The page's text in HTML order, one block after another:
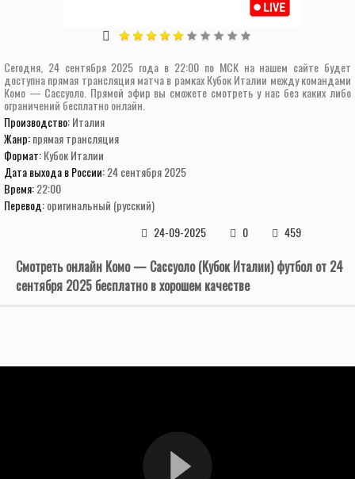
Сегодня, 24 сентября 2025 года в 22:00 по МСК на нашем сайте будет
доступна прямая трансляция матча в рамках Кубок Италии между командами
Комо — Сассуоло. Прямой эфир вы сможете смотреть у нас без каких либо
ограничений бесплатно онлайн.
Производство:Италия
Жанр:прямая трансляция
Формат:Кубок Италии
Дата выхода в России:24 сентября 2025
Время:22:00
Перевод:оригинальный (русский)
24-09-2025
0 459
Смотреть онлайн Комо — Сассуоло (Кубок Италии) футбол от 24
сентября 2025 бесплатно в хорошем качестве